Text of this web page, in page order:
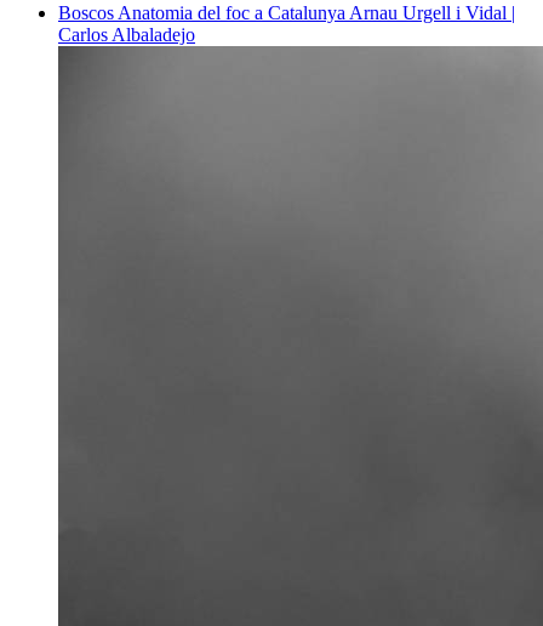
Boscos Anatomia del foc a Catalunya Arnau Urgell i Vidal |
Carlos Albaladejo